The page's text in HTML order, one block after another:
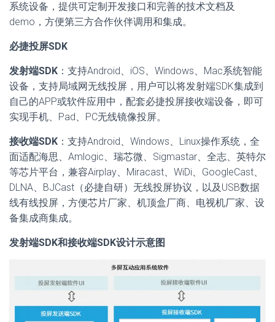
系统设备，提供可定制开发接口和完善的技术文档及
demo，方便第三方合作伙伴调用和集成。
必捷投屏SDK
发射端SDK ：支持Android、iOS、Windows、Mac系统智能
设备，支持局域网无线投屏，用户可以将发射端SDK集成到
自己的APP或软件应用中，配套必捷投屏接收端设备，即可
实现手机、Pad、PC无线镜像投屏。
接收端SDK ：支持Android、Windows、Linux操作系统，全
面适配海思、Amlogic、瑞芯微、Sigmastar、全志、英特尔
等芯片平台，兼容Airplay、Miracast、WiDi、GoogleCast、
DLNA、BJCast（必捷自研）无线投屏协议，以及USB数据
线有线投屏，方便芯片厂家、机顶盒厂商、电视机厂家、设
备集成商集成。
发射端SDK和接收端SDK设计示意图